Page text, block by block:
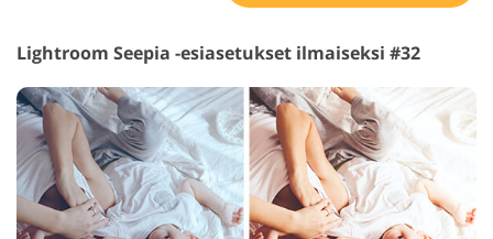
Lightroom Seepia -esiasetukset ilmaiseksi #32